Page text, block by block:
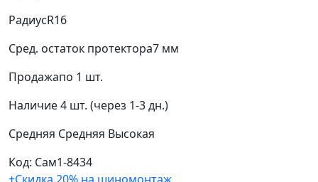
РадиусR16
Сред. остаток протектора7 мм
Продажапо 1 шт.
Наличие4 шт. (через 1-3 дн.)
Средняя Средняя Высокая
Код: Сам1-8434